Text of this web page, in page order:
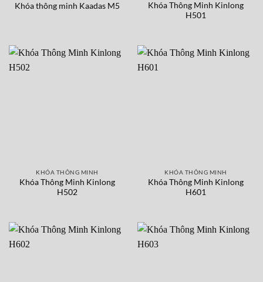
Khóa thông minh Kaadas M5
Khóa Thông Minh Kinlong
H501
KHÓA THÔNG MINH
Khóa Thông Minh Kinlong
H502
KHÓA THÔNG MINH
Khóa Thông Minh Kinlong
H601